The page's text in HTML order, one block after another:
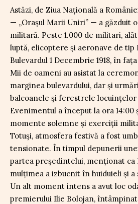
Astăzi, de Ziua Naţională a
— „Oraşul Marii Uniri” — a găzduit
militară. Peste 1.000 de militari,
luptă, elicoptere și aeronave de tip
Bulevardul 1 Decembrie 1918, în
Mii de oameni au asistat la
marginea bulevardului, dar și
balcoanele și ferestrele locuințelor
Evenimentul a început la ora 14:00
momente solemne şi exerciţii
Totuși, atmosfera festivă a fost
tensionate. În timpul depunerii
partea preşedintelui, menționat ca
mulţimea a izbucnit în huiduieli și a
Un alt moment intens a avut loc
premierului Ilie Bolojan,